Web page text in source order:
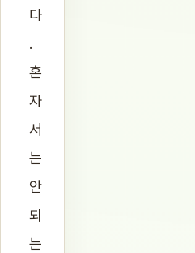
다
.
혼
자
서
는
안
되
는